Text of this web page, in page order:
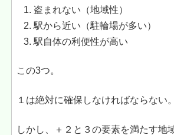
盗まれない（地域性）
駅から近い（駐輪場が多い）
駅自体の利便性が高い
この3つ。
１は絶対に確保しなければならない。
しかし、＋２と３の要素を満たす地